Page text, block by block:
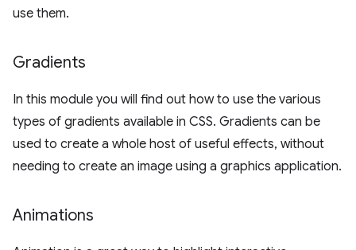
use them.
Gradients
In this module you will find out how to use the various
types of gradients available in CSS. Gradients can be
used to create a whole host of useful effects, without
needing to create an image using a graphics application.
Animations